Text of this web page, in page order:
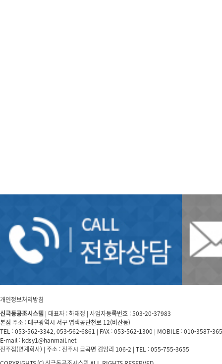
개인정보처리방침
신극동공조시스템 | 대표자 : 하태정 | 사업자등록번호 : 503-20-37983
본점 주소 : 대구광역시 서구 염색공단천로 12(비산동)
TEL : 053-562-3342, 053-562-6861 | FAX : 053-562-1300 | MOBILE : 010-3587-
E-mail : kdsy1@hanmail.net
진주점(연계회사) | 주소 : 진주시 금곡면 검암리 106-2 | TEL : 055-755-3655